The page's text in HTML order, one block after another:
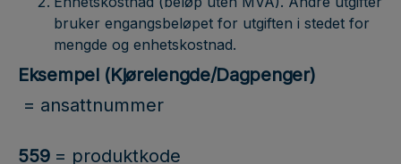
bruker engangsbeløpet for utgiften i stedet for
mengde og enhetskostnad.
Eksempel (Kjørelengde/Dagpenger)
= ansattnummer
559= produktkode